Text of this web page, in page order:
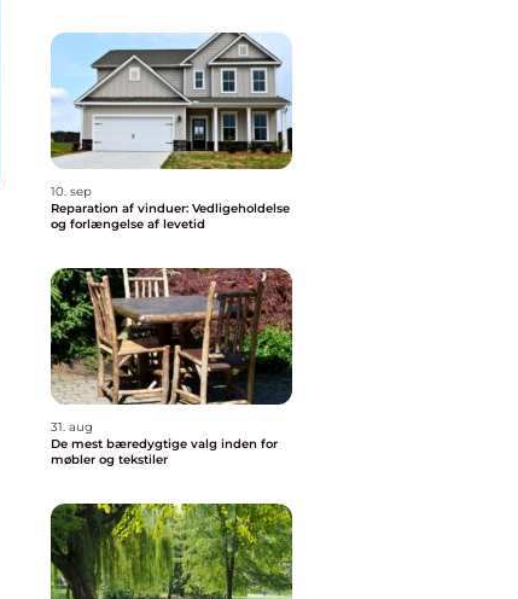
10. sep
Reparation af vinduer: Vedligeholdelse
og forlængelse af levetid
31. aug
De mest bæredygtige valg inden for
møbler og tekstiler